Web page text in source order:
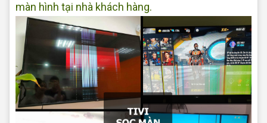
màn hình tại nhà khách hàng.